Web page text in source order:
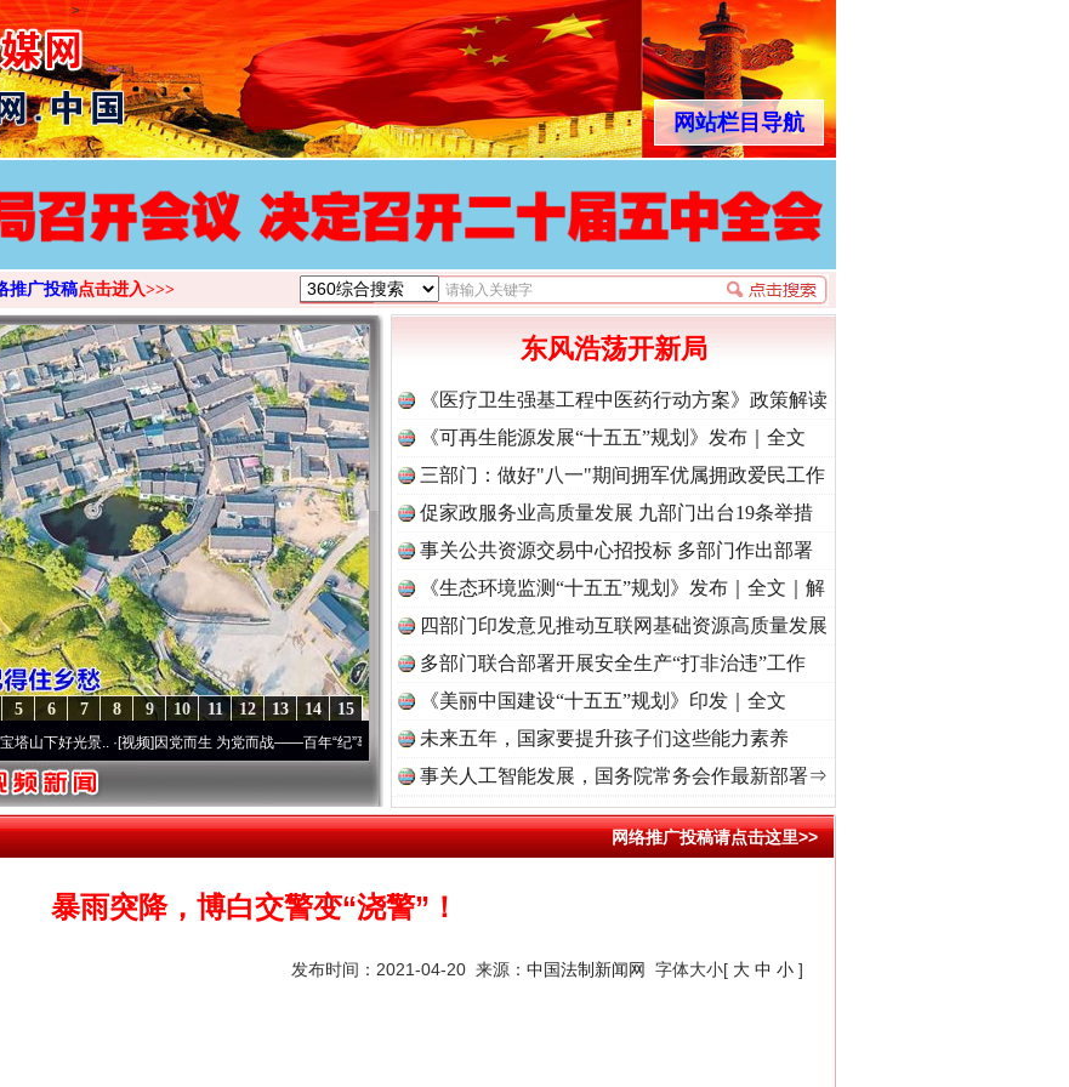
>
网站栏目导航
推广投稿点击进入>>>
15
14
13
12
11
10
9
8
7
6
5
·[视频]因党而生 为党而战——百年“纪”事⑧加强纪律..·[视频] 牢记初心使命 奋进复兴征程丨“转折之城”激荡..·[视频]牢记初心使命 奋进复兴征程丨红船起航处 潮起..
东风浩荡开新局
《医疗卫生强基工程中医药行动方案》政策解读
《可再生能源发展“十五五”规划》发布｜全文
三部门：做好"八一"期间拥军优属拥政爱民工作
促家政服务业高质量发展 九部门出台19条举措
事关公共资源交易中心招投标 多部门作出部署
《生态环境监测“十五五”规划》发布｜全文｜解
读
四部门印发意见推动互联网基础资源高质量发展
多部门联合部署开展安全生产“打非治违”工作
《美丽中国建设“十五五”规划》印发｜全文
未来五年，国家要提升孩子们这些能力素养
事关人工智能发展，国务院常务会作最新部署⇒
网络推广投稿请点击这里>>
暴雨突降，博白交警变“浇警”！
发布时间：2021-04-20 来源： 中国法制新闻网 字体大小[ 大 中 小 ]